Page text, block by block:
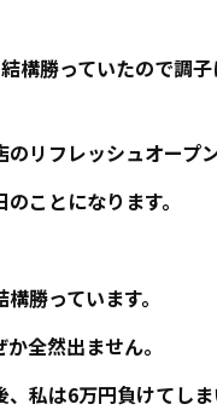
構勝っていたので調
のリフレッシュオープ
ことになります。
勝っています。
全然出ません。
私は6万円負けてしま